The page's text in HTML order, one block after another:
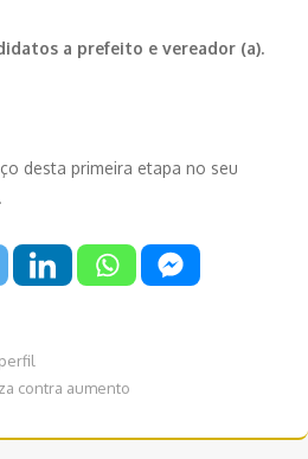
a prefeito e vereador (a).
desta primeira etapa no seu
contra aumento